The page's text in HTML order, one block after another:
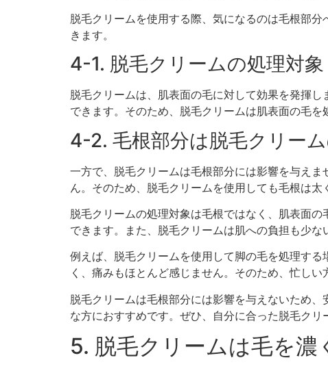
脱毛クリームを使用する際、気になるのは毛根部
きます。
4-1. 脱毛クリームの処理対象
脱毛クリームは、肌表面の毛に対して効果を発揮
できます。そのため、脱毛クリームは肌表面の毛を
4-2. 毛根部分は脱毛クリー
一方で、脱毛クリームは毛根部分には影響を与え
ん。そのため、脱毛クリームを使用しても毛根は太
脱毛クリームの処理対象は毛根ではなく、肌表面
できます。また、脱毛クリームは肌への負担も少な
例えば、脱毛クリームを使用して脚の毛を処理す
く、痛みもほとんど感じません。そのため、忙し
脱毛クリームは毛根部分には影響を与えないため
な方におすすめです。ぜひ、自分に合った脱毛ク
5. 脱毛クリームは毛を濃